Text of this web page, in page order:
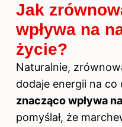
Jak
wpływa na
życie?
Naturalnie,
dodaje energii na co
znacząco wpływa
pomyślał, że